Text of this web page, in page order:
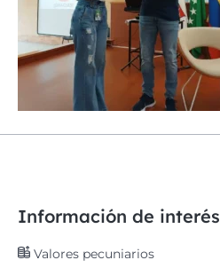
Información de interés
Valores pecuniarios